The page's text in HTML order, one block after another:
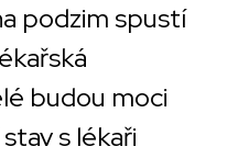
podzim spustí
budou moci
s lékaři